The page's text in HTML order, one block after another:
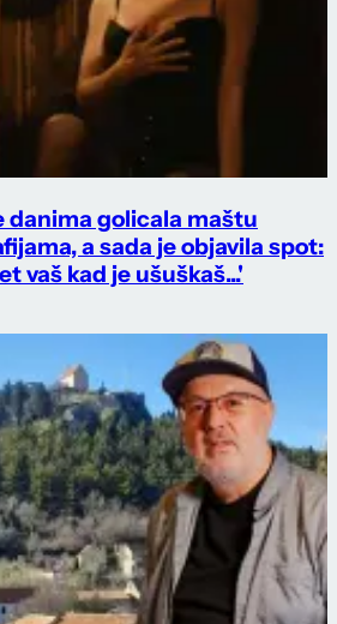
danima golicala maštu
a sada je objavila spot:
vaš kad je ušuškaš...'